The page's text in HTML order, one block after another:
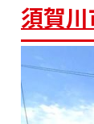
須賀